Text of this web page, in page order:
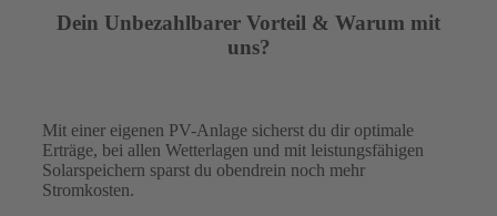
Dein Unbezahlbarer Vorteil & Warum mit
uns?
Mit einer eigenen PV-Anlage sicherst du dir optimale
Erträge, bei allen Wetterlagen und mit leistungsfähigen
Solarspeichern sparst du obendrein noch mehr
Stromkosten.